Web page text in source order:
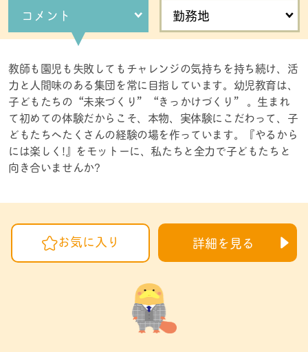
コメント 勤務地
教師も園児も失敗してもチャレンジの気持ちを持ち続け、活
力と人間味のある集団を常に目指しています。幼児教育は、
子どもたちの“未来づくり”“きっかけづくり” 。生まれ
て初めての体験だからこそ、本物、実体験にこだわって、子
どもたちへたくさんの経験の場を作っています。『やるから
には楽しく!』をモットーに、私たちと全力で子どもたちと
向き合いませんか?
お気に入り 詳細を見る